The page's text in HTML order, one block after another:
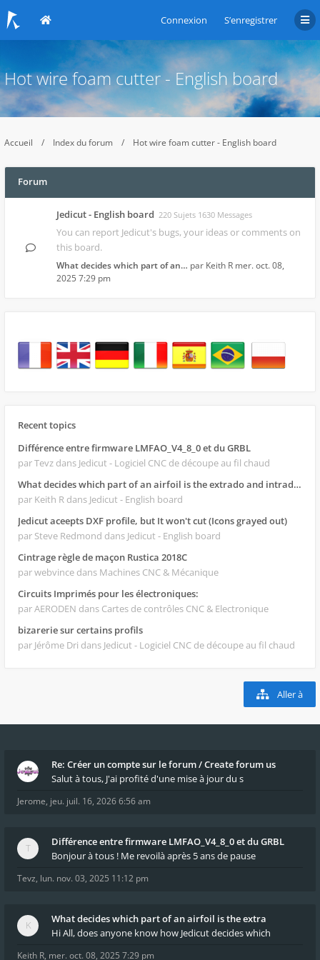
Connexion S’enregistrer
Hot wire foam cutter - English board
Accueil Index du forum Hot wire foam cutter - English board
Forum
Jedicut - English board 220 Sujets 1630 Messages
You can report Jedicut's bugs, your ideas or comments on
this board.
What decides which part of an… par Keith R mer. oct. 08,
2025 7:29 pm
Recent topics
Différence entre firmware LMFAO_V4_8_0 et du GRBL
par Tevz dans Jedicut - Logiciel CNC de découpe au fil chaud
What decides which part of an airfoil is the extrado and intrado?
par Keith R dans Jedicut - English board
Jedicut aceepts DXF profile, but It won't cut (Icons grayed out)
par Steve Redmond dans Jedicut - English board
Cintrage règle de maçon Rustica 2018C
par webvince dans Machines CNC & Mécanique
Circuits Imprimés pour les électroniques:
par AERODEN dans Cartes de contrôles CNC & Electronique
bizarerie sur certains profils
par Jérôme Dri dans Jedicut - Logiciel CNC de découpe au fil chaud
Aller à
Re: Créer un compte sur le forum / Create forum us
Salut à tous, J'ai profité d'une mise à jour du s
Jerome, jeu. juil. 16, 2026 6:56 am
Différence entre firmware LMFAO_V4_8_0 et du GRBL
Bonjour à tous ! Me revoilà après 5 ans de pause
Tevz, lun. nov. 03, 2025 11:12 pm
What decides which part of an airfoil is the extra
Hi All, does anyone know how Jedicut decides which
Keith R, mer. oct. 08, 2025 7:29 pm